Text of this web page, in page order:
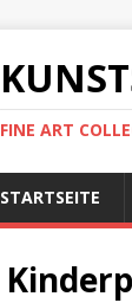
FINE ART
STARTSEITE